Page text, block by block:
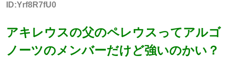
ID:Yrf8R7fU0
アキレウスの父のペレウスってアルゴ
ノーツのメンバーだけど強いのかい？